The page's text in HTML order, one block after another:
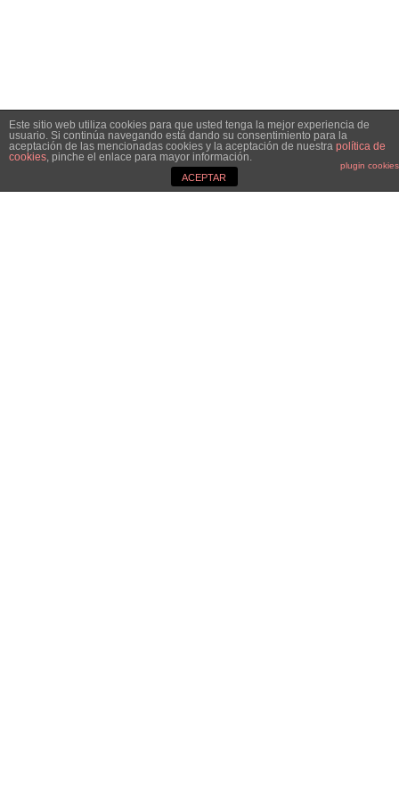
Este sitio web utiliza cookies para que usted tenga la mejor experiencia de
usuario. Si continúa navegando está dando su consentimiento para la
aceptación de las mencionadas cookies y la aceptación de nuestra política de
cookies, pinche el enlace para mayor información.
plugin cookies
ACEPTAR